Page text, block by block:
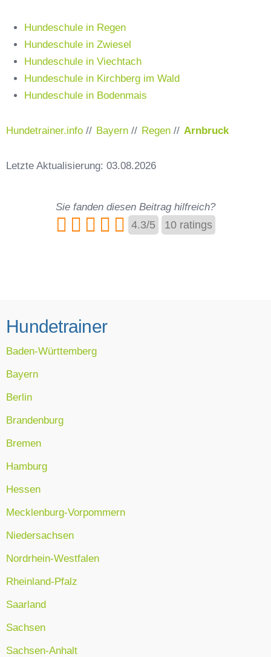
Hundeschule in Regen
Hundeschule in Zwiesel
Hundeschule in Viechtach
Hundeschule in Kirchberg im Wald
Hundeschule in Bodenmais
Hundetrainer.info // Bayern // Regen // Arnbruck
Letzte Aktualisierung: 03.08.2026
Sie fanden diesen Beitrag hilfreich?
4.3/5 10 ratings
Hundetrainer
Baden-Württemberg
Bayern
Berlin
Brandenburg
Bremen
Hamburg
Hessen
Mecklenburg-Vorpommern
Niedersachsen
Nordrhein-Westfalen
Rheinland-Pfalz
Saarland
Sachsen
Sachsen-Anhalt